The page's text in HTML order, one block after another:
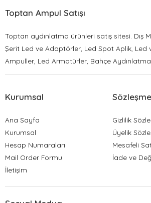
Toptan Ampul Satışı
Toptan aydınlatma ürünleri satış sitesi. Dış
Şerit Led ve Adaptörler, Led Spot Aplik, Led
Ampuller, Led Armatürler, Bahçe Aydınlatma
Kurumsal
Ana Sayfa
Kurumsal
Hesap Numaraları
Mail Order Formu
İletişim
Gizlilik
Üyelik
Mesafeli
İade ve